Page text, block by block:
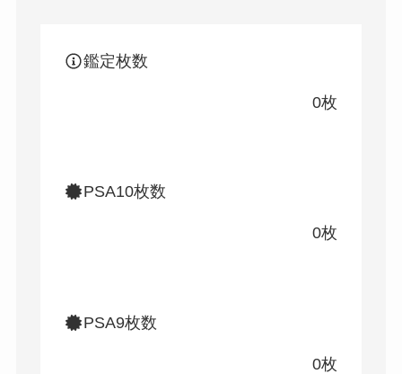
鑑定枚数
0枚
PSA10枚数
0枚
PSA9枚数
0枚